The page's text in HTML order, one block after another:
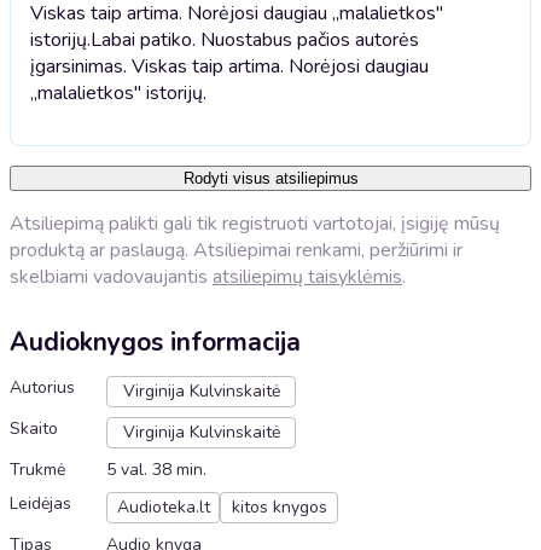
Viskas taip artima. Norėjosi daugiau ,,malalietkos"
istorijų.Labai patiko. Nuostabus pačios autorės
įgarsinimas. Viskas taip artima. Norėjosi daugiau
,,malalietkos" istorijų.
Rodyti visus atsiliepimus
Atsiliepimą palikti gali tik registruoti vartotojai, įsigiję mūsų
produktą ar paslaugą. Atsiliepimai renkami, peržiūrimi ir
skelbiami vadovaujantis atsiliepimų taisyklėmis.
Audioknygos informacija
Autorius
Virginija Kulvinskaitė
Skaito
Virginija Kulvinskaitė
Trukmė
5 val. 38 min.
Leidėjas
Audioteka.lt
kitos knygos
Tipas
Audio knyga